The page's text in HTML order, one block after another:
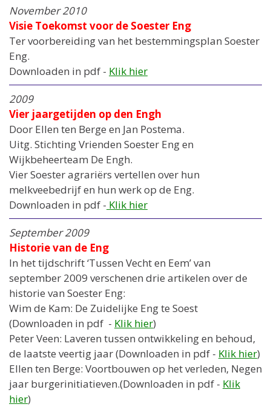
November 2010
Visie Toekomst voor de Soester Eng
Ter voorbereiding van het bestemmingsplan Soester
Eng.
Downloaden in pdf - Klik hier
2009
Vier jaargetijden op den Engh
Door Ellen ten Berge en Jan Postema.
Uitg. Stichting Vrienden Soester Eng en
Wijkbeheerteam De Engh.
Vier Soester agrariërs vertellen over hun
melkveebedrijf en hun werk op de Eng.
Downloaden in pdf - Klik hier
September 2009
Historie van de Eng
In het tijdschrift ‘Tussen Vecht en Eem’ van
september 2009 verschenen drie artikelen over de
historie van Soester Eng:
Wim de Kam: De Zuidelijke Eng te Soest
(Downloaden in pdf - Klik hier)
Peter Veen: Laveren tussen ontwikkeling en behoud,
de laatste veertig jaar (Downloaden in pdf - Klik hier)
Ellen ten Berge: Voortbouwen op het verleden, Negen
jaar burgerinitiatieven.(Downloaden in pdf - Klik
hier)